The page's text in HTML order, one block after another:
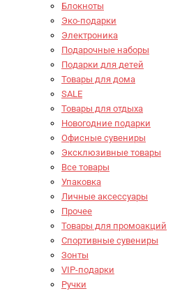
Блокноты
Эко-подарки
Электроника
Подарочные наборы
Подарки для детей
Товары для дома
SALE
Товары для отдыха
Новогодние подарки
Офисные сувениры
Эксклюзивные товары
Все товары
Упаковка
Личные аксессуары
Прочее
Товары для промоакций
Спортивные сувениры
Зонты
VIP-подарки
Ручки